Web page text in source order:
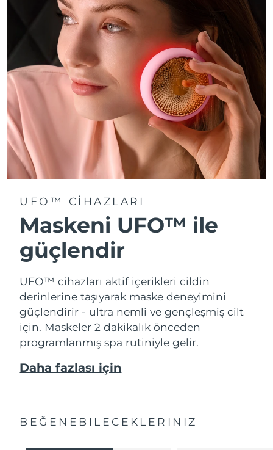
UFO™ CIHAZLARI
Maskeni UFO™ ile
güçlendir
UFO™ cihazları aktif içerikleri cildin
derinlerine taşıyarak maske deneyimini
güçlendirir - ultra nemli ve gençleşmiş cilt
için. Maskeler 2 dakikalık önceden
programlanmış spa rutiniyle gelir.
Daha fazlası için
BEĞENEBILECEKLERINIZ
Tahmini teslim tarihi 8/11/26
Birleşik Arap
Emirlikleri
Tahmini teslim tarihi
Birleşik Krallık Tahmini teslim tarihi8/10/26
Amerika Birleşik
Devletleri
Tahmini teslim tarihi8/11/26
Özbekistan Tahmini teslim tarihi 8/15/26
Vietnam Tahmini teslim tarihi8/16/26